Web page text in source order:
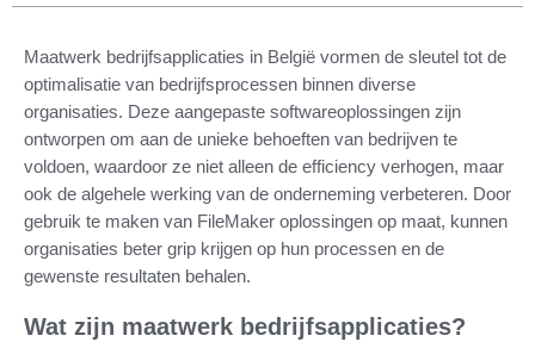
Maatwerk bedrijfsapplicaties in België vormen de sleutel tot de
optimalisatie van bedrijfsprocessen binnen diverse
organisaties. Deze aangepaste softwareoplossingen zijn
ontworpen om aan de unieke behoeften van bedrijven te
voldoen, waardoor ze niet alleen de efficiency verhogen, maar
ook de algehele werking van de onderneming verbeteren. Door
gebruik te maken van FileMaker oplossingen op maat, kunnen
organisaties beter grip krijgen op hun processen en de
gewenste resultaten behalen.
Wat zijn maatwerk bedrijfsapplicaties?